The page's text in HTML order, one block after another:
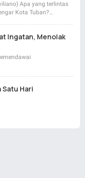
Apa yang terlintas
Kota Tuban?…
Ingatan, Menolak
Satu Hari